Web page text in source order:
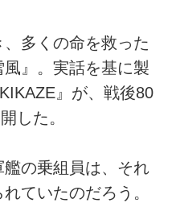
多くの命を救った
風』。実話を基に製
』が、戦後80
した。
の乗組員は、それ
ていたのだろう。